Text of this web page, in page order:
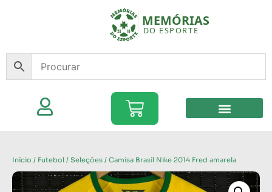
Início / Futebol / Seleções / Camisa Brasil Nike 2014 Fred amarela